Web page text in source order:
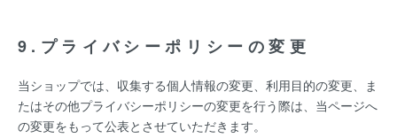
9.プライバシーポリシーの変更
当ショップでは、収集する個人情報の変更、利用目的の変更、ま
たはその他プライバシーポリシーの変更を行う際は、当ページへ
の変更をもって公表とさせていただきます。